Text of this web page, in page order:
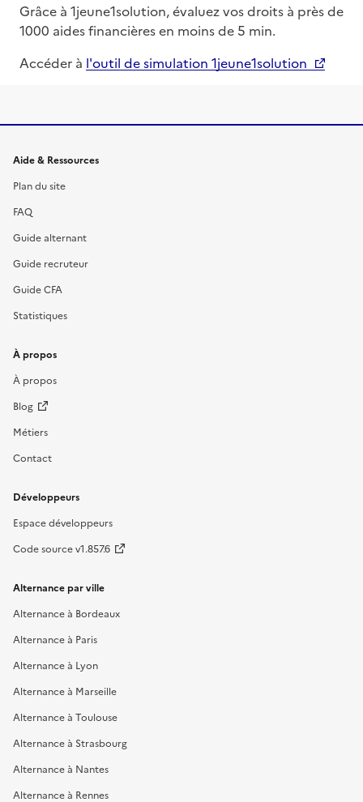
Grâce à 1jeune1solution, évaluez vos droits à près de
1000 aides financières en moins de 5 min.
Accéder à l'outil de simulation 1jeune1solution
Informations et liens du site
Aide & Ressources
Plan du site
FAQ
Guide alternant
Guide recruteur
Guide CFA
Statistiques
À propos
À propos
Blog
Métiers
Contact
Développeurs
Espace développeurs
Code source v1.857.6
Alternance par ville
Alternance à Bordeaux
Alternance à Paris
Alternance à Lyon
Alternance à Marseille
Alternance à Toulouse
Alternance à Strasbourg
Alternance à Nantes
Alternance à Rennes